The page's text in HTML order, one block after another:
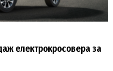
електрокросовера за